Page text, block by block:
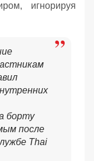
игнорируя
борту
после
Thai